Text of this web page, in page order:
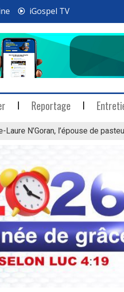
iGospel TV
Reportage
Laure N’Goran, l’épouse de